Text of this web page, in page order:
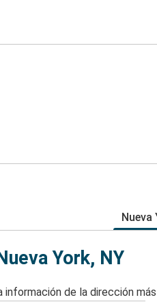
Nueva
York, NY
de la dirección